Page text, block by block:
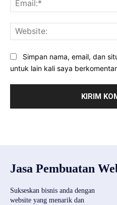
Simpan nama, email, dan
untuk lain kali saya
Jasa Pembuatan
Sukseskan bisnis anda dengan
website yang menarik dan